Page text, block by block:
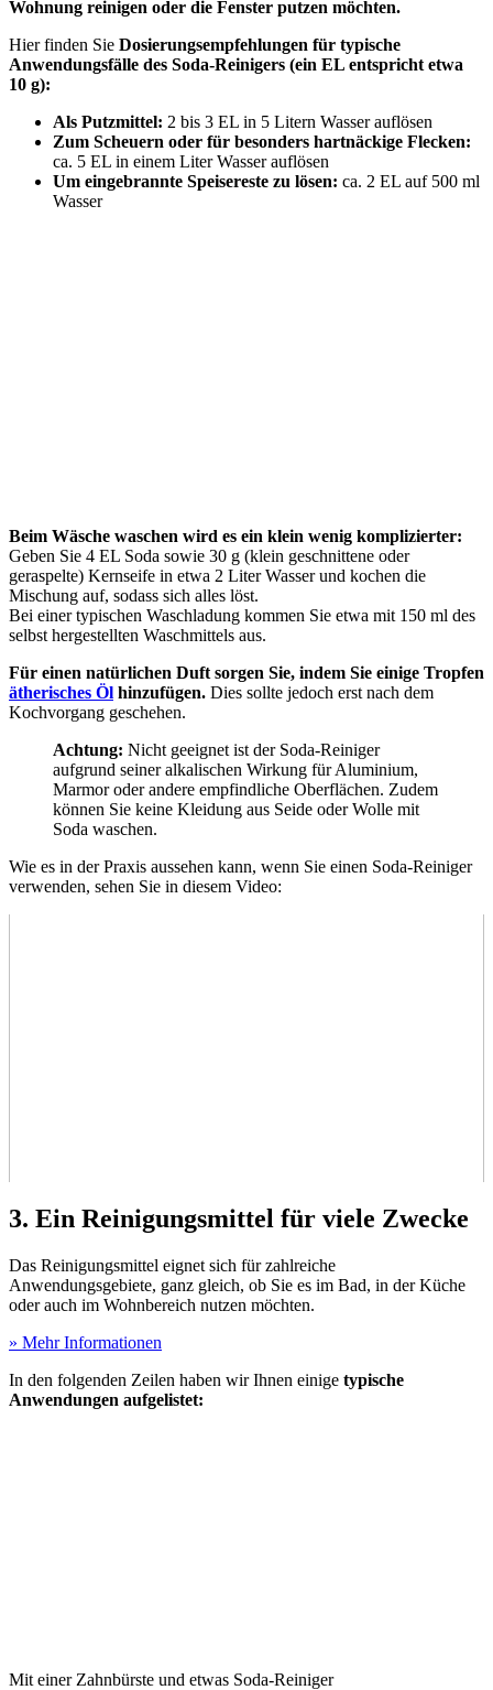
Wohnung reinigen oder die Fenster putzen möchten.
Hier finden Sie Dosierungsempfehlungen für typische
Anwendungsfälle des Soda-Reinigers (ein EL entspricht etwa
10 g):
Als Putzmittel: 2 bis 3 EL in 5 Litern Wasser auflösen
Zum Scheuern oder für besonders hartnäckige Flecken:
ca. 5 EL in einem Liter Wasser auflösen
Um eingebrannte Speisereste zu lösen: ca. 2 EL auf 500 ml
Wasser
Beim Wäsche waschen wird es ein klein wenig komplizierter:
Geben Sie 4 EL Soda sowie 30 g (klein geschnittene oder
geraspelte) Kernseife in etwa 2 Liter Wasser und kochen die
Mischung auf, sodass sich alles löst.
Bei einer typischen Waschladung kommen Sie etwa mit 150 ml des
selbst hergestellten Waschmittels aus.
Für einen natürlichen Duft sorgen Sie, indem Sie einige Tropfen
ätherisches Öl hinzufügen. Dies sollte jedoch erst nach dem
Kochvorgang geschehen.
Achtung: Nicht geeignet ist der Soda-Reiniger
aufgrund seiner alkalischen Wirkung für Aluminium,
Marmor oder andere empfindliche Oberflächen. Zudem
können Sie keine Kleidung aus Seide oder Wolle mit
Soda waschen.
Wie es in der Praxis aussehen kann, wenn Sie einen Soda-Reiniger
verwenden, sehen Sie in diesem Video:
3. Ein Reinigungsmittel für viele Zwecke
Das Reinigungsmittel eignet sich für zahlreiche
Anwendungsgebiete, ganz gleich, ob Sie es im Bad, in der Küche
oder auch im Wohnbereich nutzen möchten.
» Mehr Informationen
In den folgenden Zeilen haben wir Ihnen einige typische
Anwendungen aufgelistet:
Mit einer Zahnbürste und etwas Soda-Reiniger